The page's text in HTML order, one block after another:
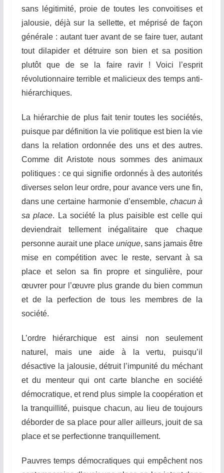
sans légitimité, proie de toutes les convoitises et
jalousie, déjà sur la sellette, et méprisé de façon
générale : autant tuer avant de se faire tuer, autant
tout dilapider et détruire son bien et sa position
plutôt que de se la faire ravir ! Voici l’esprit
révolutionnaire terrible et malicieux des temps anti-
hiérarchiques.
La hiérarchie de plus fait tenir toutes les sociétés,
puisque par définition la vie politique est bien la vie
dans la relation ordonnée des uns et des autres.
Comme dit Aristote nous sommes des animaux
politiques : ce qui signifie ordonnés à des autorités
diverses selon leur ordre, pour avance vers une fin,
dans une certaine harmonie d’ensemble, chacun à
sa place. La société la plus paisible est celle qui
deviendrait tellement inégalitaire que chaque
personne aurait une placeunique, sans jamais être
mise en compétition avec le reste, servant à sa
place et selon sa fin propre et singulière, pour
œuvrer pour l’œuvre plus grande du bien commun
et de la perfection de tous les membres de la
société.
L’ordre hiérarchique est ainsi non seulement
naturel, mais une aide à la vertu, puisqu’il
désactive la jalousie, détruit l’impunité du méchant
et du menteur qui ont carte blanche en société
démocratique, et rend plus simple la coopération et
la tranquillité, puisque chacun, au lieu de toujours
déborder de sa place pour aller ailleurs, jouit de sa
place et se perfectionne tranquillement.
Pauvres temps démocratiques qui empêchent nos